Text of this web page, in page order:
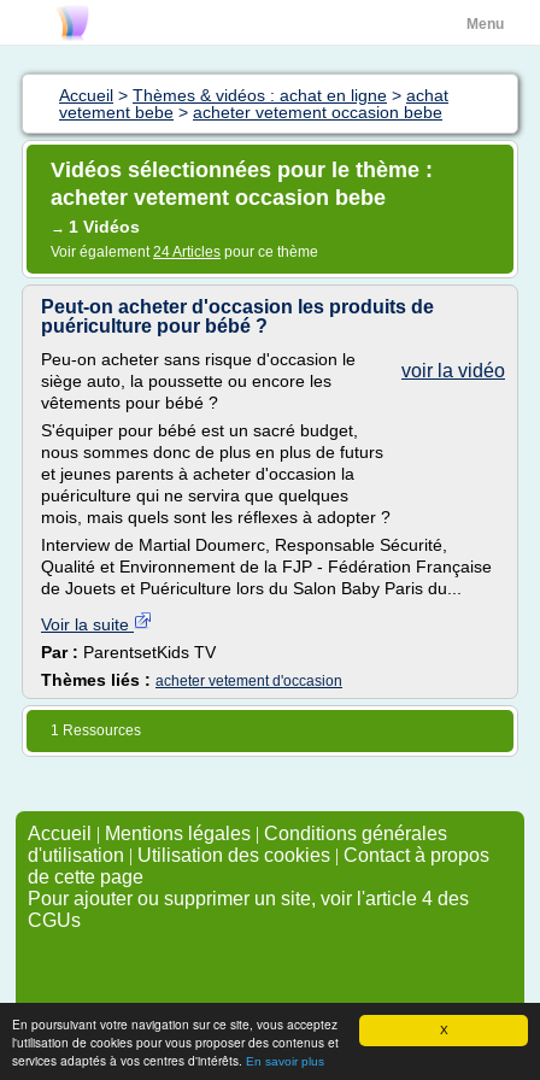
X
En poursuivant votre navigation sur ce site, vous acceptez
l'utilisation de cookies pour vous proposer des contenus et
services adaptés à vos centres d'intérêts. En savoir plus
Menu
Accueil > Thèmes & vidéos : achat en ligne > achat
vetement bebe > acheter vetement occasion bebe
Vidéos sélectionnées pour le thème :
acheter vetement occasion bebe
→ 1 Vidéos
Voir également24 Articles pour ce thème
Peut-on acheter d'occasion les produits de
puériculture pour bébé ?
voir la vidéo
Peu-on acheter sans risque d'occasion le
siège auto, la poussette ou encore les
vêtements pour bébé ?
S'équiper pour bébé est un sacré budget,
nous sommes donc de plus en plus de futurs
et jeunes parents à acheter d'occasion la
puériculture qui ne servira que quelques
mois, mais quels sont les réflexes à adopter ?
Interview de Martial Doumerc, Responsable Sécurité,
Qualité et Environnement de la FJP - Fédération Française
de Jouets et Puériculture lors du Salon Baby Paris du...
Voir la suite
Par : ParentsetKids TV
Thèmes liés : acheter vetement d'occasion
1 Ressources
Accueil | Mentions légales | Conditions générales
d'utilisation | Utilisation des cookies | Contact à propos
de cette page
Pour ajouter ou supprimer un site, voir l'article 4 des
CGUs